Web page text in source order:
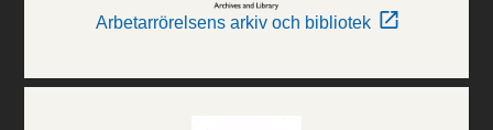
Arbetarrörelsens arkiv och bibliotek